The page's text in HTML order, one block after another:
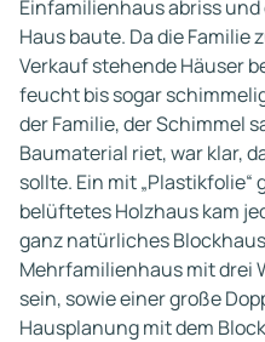
Einfamilienhaus abriss
Haus baute. Da die Familie
Verkauf stehende Häuser
feucht bis sogar
der Familie, der Schimmel
Baumaterial riet, war klar,
sollte. Ein mit
belüftetes Holzhaus kam
ganz natürliches
Mehrfamilienhaus mit drei
sein, sowie einer große
Hausplanung mit dem